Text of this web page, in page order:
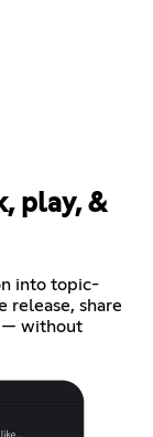
play, &
into topic-
release, share
— without